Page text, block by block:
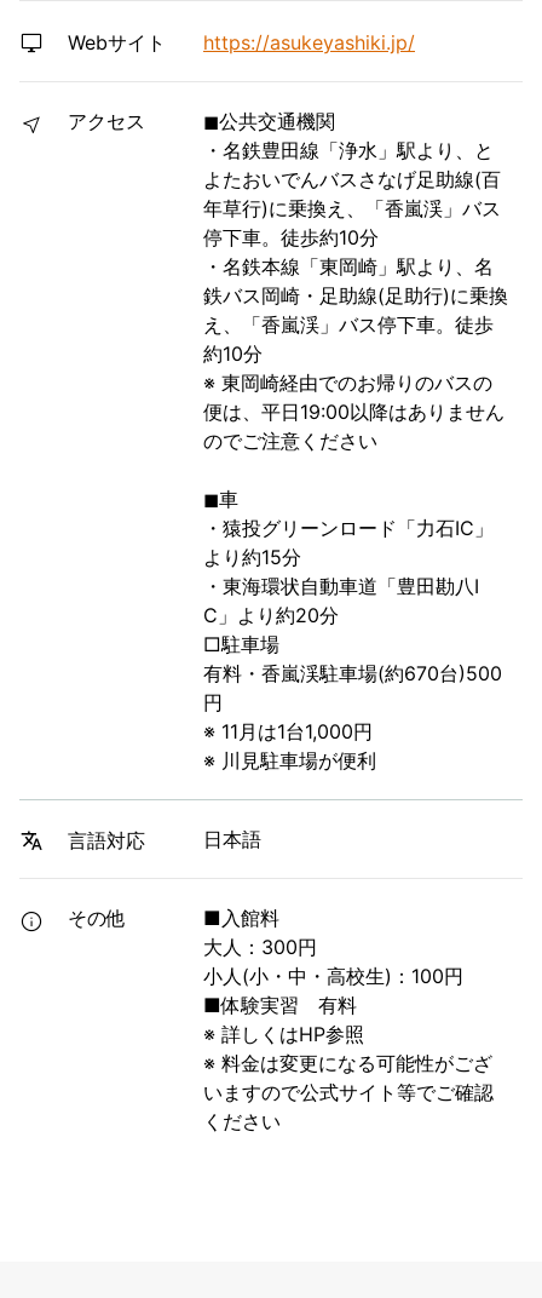
Webサイト https://asukeyashiki.jp/
アクセス
◼︎公共交通機関
・名鉄豊田線「浄水」駅より、と
よたおいでんバスさなげ足助線(百
年草行)に乗換え、「香嵐渓」バス
停下車。徒歩約10分
・名鉄本線「東岡崎」駅より、名
鉄バス岡崎・足助線(足助行)に乗換
え、「香嵐渓」バス停下車。徒歩
約10分
※ 東岡崎経由でのお帰りのバスの
便は、平日19:00以降はありません
のでご注意ください
◼︎車
・猿投グリーンロード「力石IC」
より約15分
・東海環状自動車道「豊田勘八I
C」より約20分
□駐車場
有料・香嵐渓駐車場(約670台)500
円
※ 11月は1台1,000円
※ 川見駐車場が便利
言語対応 日本語
その他
■入館料
大人：300円
小人(小・中・高校生)：100円
■体験実習 有料
※ 詳しくはHP参照
※ 料金は変更になる可能性がござ
いますので公式サイト等でご確認
ください